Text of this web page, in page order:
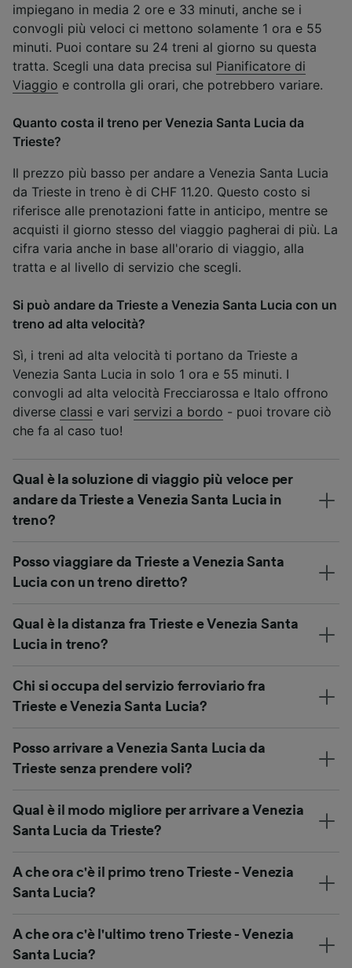
impiegano in media 2 ore e 33 minuti, anche se i
convogli più veloci ci mettono solamente 1 ora e 55
minuti. Puoi contare su 24 treni al giorno su questa
tratta. Scegli una data precisa sul Pianificatore di
Viaggio e controlla gli orari, che potrebbero variare.
Quanto costa il treno per Venezia Santa Lucia da
Trieste?
Il prezzo più basso per andare a Venezia Santa Lucia
da Trieste in treno è di CHF 11.20. Questo costo si
riferisce alle prenotazioni fatte in anticipo, mentre se
acquisti il giorno stesso del viaggio pagherai di più. La
cifra varia anche in base all'orario di viaggio, alla
tratta e al livello di servizio che scegli.
Si può andare da Trieste a Venezia Santa Lucia con un
treno ad alta velocità?
Sì, i treni ad alta velocità ti portano da Trieste a
Venezia Santa Lucia in solo 1 ora e 55 minuti. I
convogli ad alta velocità Frecciarossa e Italo offrono
diverse classi e vari servizi a bordo - puoi trovare ciò
che fa al caso tuo!
Qual è la soluzione di viaggio più veloce per
andare da Trieste a Venezia Santa Lucia in
treno?
Posso viaggiare da Trieste a Venezia Santa
Lucia con un treno diretto?
Qual è la distanza fra Trieste e Venezia Santa
Lucia in treno?
Chi si occupa del servizio ferroviario fra
Trieste e Venezia Santa Lucia?
Posso arrivare a Venezia Santa Lucia da
Trieste senza prendere voli?
Qual è il modo migliore per arrivare a Venezia
Santa Lucia da Trieste?
A che ora c'è il primo treno Trieste - Venezia
Santa Lucia?
A che ora c'è l'ultimo treno Trieste - Venezia
Santa Lucia?